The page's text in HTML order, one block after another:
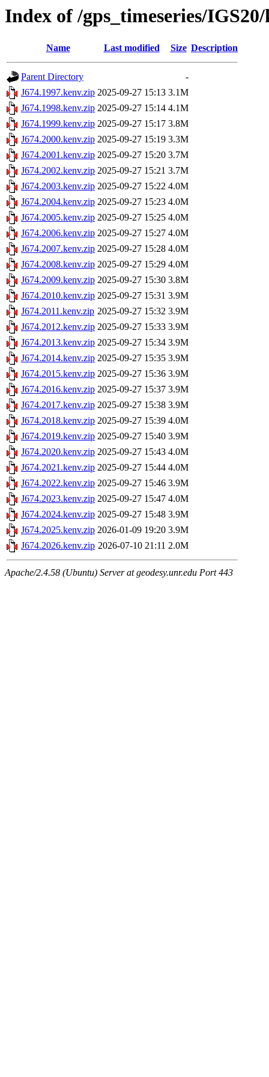
Index of /gps_timeseries/
Name Last modified Size Description
Parent Directory
-
J674.1997.kenv.zip 2025-09-27 15:13 3.1M
J674.1998.kenv.zip 2025-09-27 15:14 4.1M
J674.1999.kenv.zip 2025-09-27 15:17 3.8M
J674.2000.kenv.zip 2025-09-27 15:19 3.3M
J674.2001.kenv.zip 2025-09-27 15:20 3.7M
J674.2002.kenv.zip 2025-09-27 15:21 3.7M
J674.2003.kenv.zip 2025-09-27 15:22 4.0M
J674.2004.kenv.zip 2025-09-27 15:23 4.0M
J674.2005.kenv.zip 2025-09-27 15:25 4.0M
J674.2006.kenv.zip 2025-09-27 15:27 4.0M
J674.2007.kenv.zip 2025-09-27 15:28 4.0M
J674.2008.kenv.zip 2025-09-27 15:29 4.0M
J674.2009.kenv.zip 2025-09-27 15:30 3.8M
J674.2010.kenv.zip 2025-09-27 15:31 3.9M
J674.2011.kenv.zip 2025-09-27 15:32 3.9M
J674.2012.kenv.zip 2025-09-27 15:33 3.9M
J674.2013.kenv.zip 2025-09-27 15:34 3.9M
J674.2014.kenv.zip 2025-09-27 15:35 3.9M
J674.2015.kenv.zip 2025-09-27 15:36 3.9M
J674.2016.kenv.zip 2025-09-27 15:37 3.9M
J674.2017.kenv.zip 2025-09-27 15:38 3.9M
J674.2018.kenv.zip 2025-09-27 15:39 4.0M
J674.2019.kenv.zip 2025-09-27 15:40 3.9M
J674.2020.kenv.zip 2025-09-27 15:43 4.0M
J674.2021.kenv.zip 2025-09-27 15:44 4.0M
J674.2022.kenv.zip 2025-09-27 15:46 3.9M
J674.2023.kenv.zip 2025-09-27 15:47 4.0M
J674.2024.kenv.zip 2025-09-27 15:48 3.9M
J674.2025.kenv.zip 2026-01-09 19:20 3.9M
J674.2026.kenv.zip 2026-07-10 21:11 2.0M
Apache/2.4.58 (Ubuntu) Server at geodesy.unr.edu Port 443